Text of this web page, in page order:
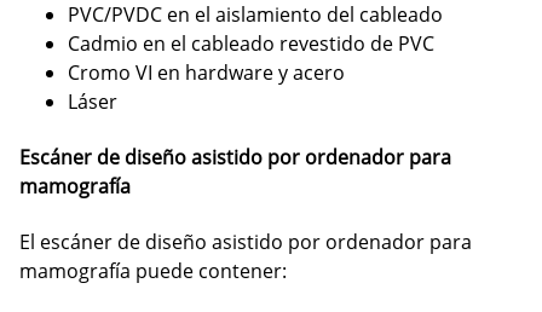
PVC/PVDC en el aislamiento del cableado
Cadmio en el cableado revestido de PVC
Cromo VI en hardware y acero
Láser
Escáner de diseño asistido por ordenador para
mamografía
El escáner de diseño asistido por ordenador para
mamografía puede contener: